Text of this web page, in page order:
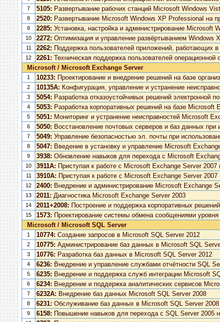
7 5105: Развертывание рабочих станций Microsoft Windows
8 2520: Развертывание Microsoft Windows XP Professional на
9 2285: Установка, настройка и администрирование Microsoft
10 2272: Оптимизация и управление развёртыванием Windows
11 2262: Поддержка пользователей приложений, работающих
12 2261: Техническая поддержка пользователей
Microsoft / Microsoft Exchange Server
1 10233: Проектирование и внедрение решений на базе
2 10135A: Конфигурация, управление и устранение
3 5054: Разработка отказоустойчивых решений электронной
4 5053: Разработка корпоративных решений на базе Microsoft
5 5051: Мониторинг и устранение неисправностей Microsoft
6 5050: Восстановление почтовых серверов и баз данных
7 5049: Управление безопасностью эл. почты при
8 5047: Введение в установку и управление Microsoft
9 3938: Обновление навыков для перехода с Microsoft
10 3911A: Приступая к работе с Microsoft Exchange Server 2007
11 3910A: Приступая к работе с Microsoft Exchange Server 2007
12 2400: Внедрение и администрирование Microsoft Exchange
13 2011: Диагностика Microsoft Exchange Server 2003
14 2011+2008: Построение и поддержка корпоративных
15 1573: Проектирование системы обмена сообщениями
Microsoft / Microsoft SQL Server
1 10774: Создание запросов в Microsoft SQL Server 2012
2 10775: Администрирование баз данных в Microsoft SQL
3 10776: Разработка баз данных в Microsoft SQL Server 2012
4 6236: Внедрение и управление службами отчётности SQL
5 6235: Внедрение и поддержка служб интеграции Microsoft
6 6234: Внедрение и поддержка аналитических сервисов
7 6232A: Внедрение баз данных Microsoft SQL Server 2008
8 6231: Обслуживание баз данных в Microsoft SQL Server 2008
9 6158: Повышение навыков для перехода с SQL Server 2005